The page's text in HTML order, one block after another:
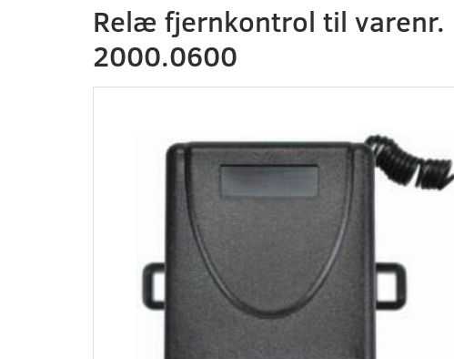
Relæ fjernkontrol til varenr.
2000.0600